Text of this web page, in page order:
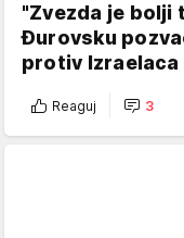
"Zvezda je bolji
Đurovsku
protiv Izraelaca
Reaguj 3